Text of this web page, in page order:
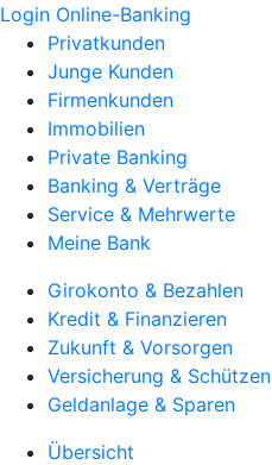
Login Online-Banking
Privatkunden
Junge Kunden
Firmenkunden
Immobilien
Private Banking
Banking & Verträge
Service & Mehrwerte
Meine Bank
Girokonto & Bezahlen
Kredit & Finanzieren
Zukunft & Vorsorgen
Versicherung & Schützen
Geldanlage & Sparen
Übersicht